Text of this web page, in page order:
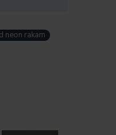
neon rakam